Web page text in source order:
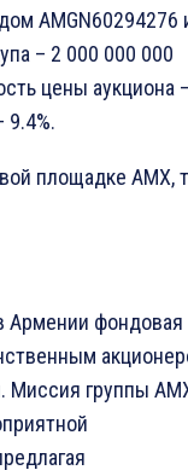
AMGN60294276
– 2 000 000 000
цены аукциона
9.4%.
площадке AMX,
Армении фондовая
Миссия группы